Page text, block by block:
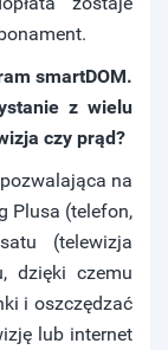
smartDOM.
z wielu
czy prąd?
na
Plusa (telefon,
(telewizja
dzięki czemu
i oszczędzać
lub internet